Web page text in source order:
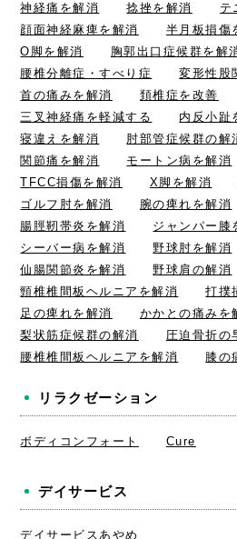
神経痛を解消
捻挫を解消
テ
顔面神経麻痺を解消
半月板損傷
O脚を解消
胸郭出口症候群を解
腰椎分離症・すべり症
変形性股
首の痛みを解消
頚椎症を改善
三叉神経痛を軽減する
内反小趾
寝違えを解消
肘部管症候群の解
関節痛を解消
モートン病を解消
TFCC損傷を解消
X脚を解消
ゴルフ肘を解消
腕の痺れを解消
腸脛靭帯炎を解消
ジャンパー膝
シーバー病を解消
野球肘を解消
仙腸関節炎を解消
野球肩の解消
頸椎椎間板ヘルニアを解消
打撲
足の痺れを解消
かかとの痛みを
梨状筋症候群の解消
圧迫骨折の
腰椎椎間板ヘルニアを解消
膝の
リラクゼーション
ボディコンフォート Cure
デイサービス
デイサービスあやめ